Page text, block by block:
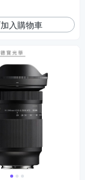
加入購物車